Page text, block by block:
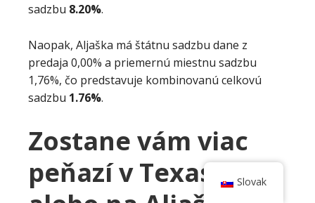
sadzbu 8.20%.
Naopak, Aljaška má štátnu sadzbu dane z
predaja 0,00% a priemernú miestnu sadzbu
1,76%, čo predstavuje kombinovanú celkovú
sadzbu 1.76%.
Zostane vám viac
peňazí v Texase
Slovak